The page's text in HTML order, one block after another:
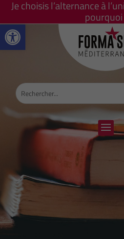
Ouvrir la barre d’outils
Je choisis l’alternance à
pourquoi